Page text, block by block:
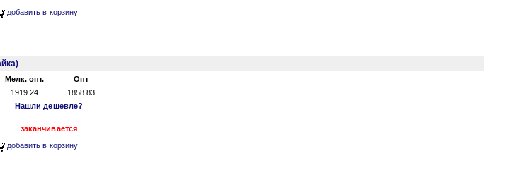
добавить в корзину
Мелк. опт.
Опт
1919.24
1858.83
Нашли дешевле?
заканчивается
добавить в корзину